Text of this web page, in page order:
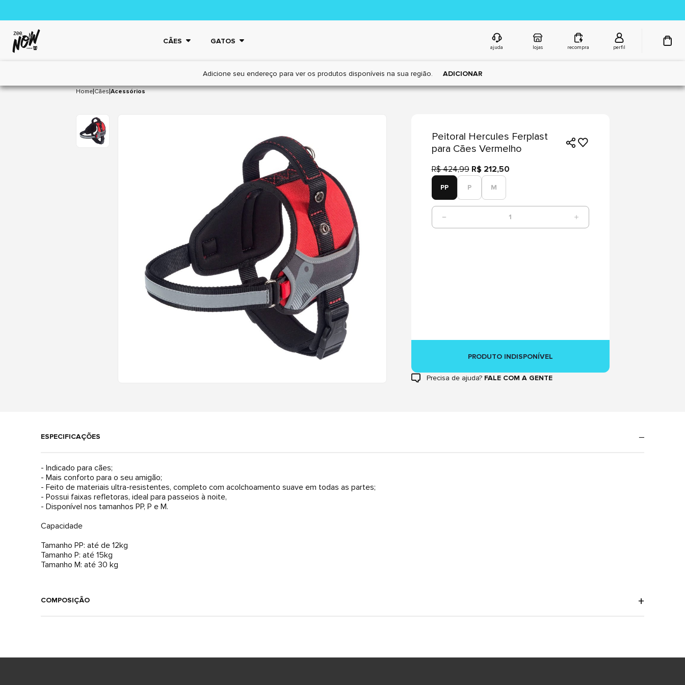
CÃES GATOS
ajuda lojas recompra perfil
Adicione seu endereço para ver os produtos disponíveis na sua região. ADICIONAR
Home|Cães|Acessórios
Peitoral Hercules Ferplast
para Cães Vermelho
R$ 424,99 R$ 212,50
PP P M
1
PRODUTO INDISPONÍVEL
Precisa de ajuda? FALE COM A GENTE
ESPECIFICAÇÕES
- Indicado para cães;
- Mais conforto para o seu amigão;
- Feito de materiais ultra-resistentes, completo com acolchoamento suave em todas as partes;
- Possui faixas refletoras, ideal para passeios à noite,
- Disponível nos tamanhos PP, P e M.
Capacidade
Tamanho PP: até de 12kg
Tamanho P: até 15kg
Tamanho M: até 30 kg
COMPOSIÇÃO